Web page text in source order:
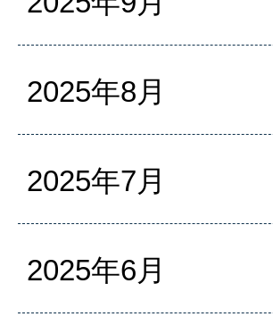
2025年8月
2025年7月
2025年6月